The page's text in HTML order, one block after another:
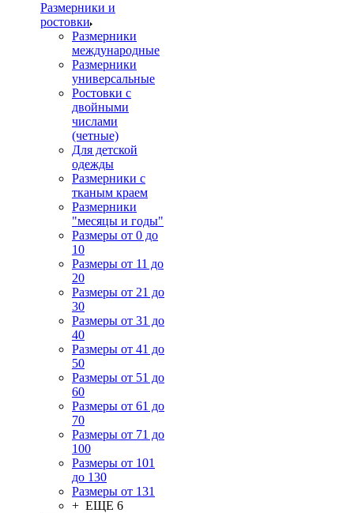
Размерники и
ростовки
Размерники
международные
Размерники
универсальные
Ростовки с
двойными
числами
(четные)
Для детской
одежды
Размерники с
тканым краем
Размерники
"месяцы и годы"
Размеры от 0 до
10
Размеры от 11 до
20
Размеры от 21 до
30
Размеры от 31 до
40
Размеры от 41 до
50
Размеры от 51 до
60
Размеры от 61 до
70
Размеры от 71 до
100
Размеры от 101
до 130
Размеры от 131
+ ЕЩЕ 6